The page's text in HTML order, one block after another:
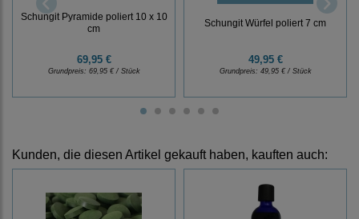
Schungit Pyramide poliert 10 x 10
cm
69,95 €
Grundpreis: 69,95 € / Stück
Schungit Würfel poliert 7 cm
49,95 €
Grundpreis: 49,95 € / Stück
Kunden, die diesen Artikel gekauft haben, kauften auch: